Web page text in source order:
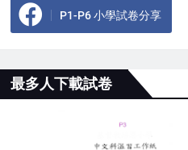
P1-P6 小學試卷分享
最多人下載試卷